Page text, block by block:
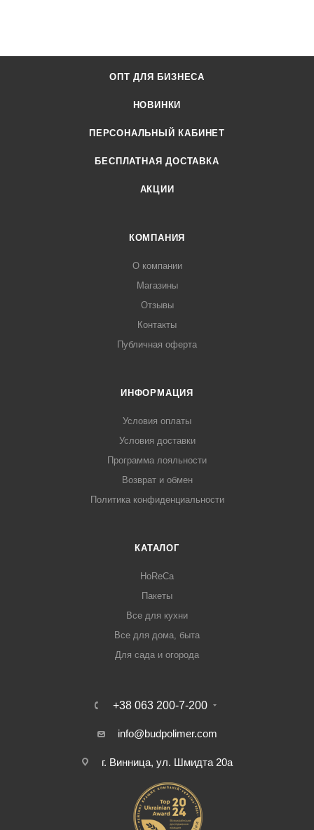
ОПТ ДЛЯ БИЗНЕСА
НОВИНКИ
ПЕРСОНАЛЬНЫЙ КАБИНЕТ
БЕСПЛАТНАЯ ДОСТАВКА
АКЦИИ
КОМПАНИЯ
О компании
Магазины
Отзывы
Контакты
Публичная оферта
ИНФОРМАЦИЯ
Условия оплаты
Условия доставки
Программа лояльности
Возврат и обмен
Политика конфиденциальности
КАТАЛОГ
HoReCa
Пакеты
Все для кухни
Все для дома, быта
Для сада и огорода
+38 063 200-7-200
info@budpolimer.com
г. Винница, ул. Шмидта 20а